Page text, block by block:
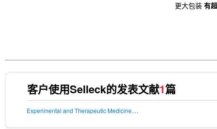
更大包装 有
客户使用Selleck的发表文献1篇
Experimental and Therapeutic Medicine,March 26, 2024226